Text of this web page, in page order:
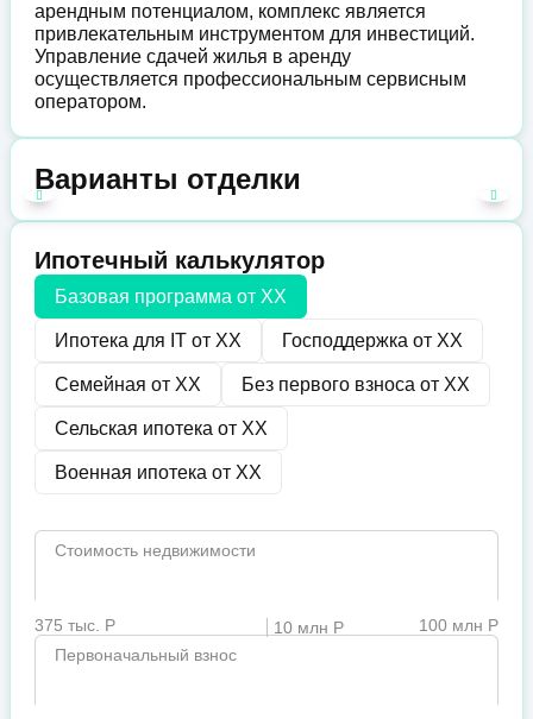
арендным потенциалом, комплекс является
привлекательным инструментом для инвестиций.
Управление сдачей жилья в аренду
осуществляется профессиональным сервисным
оператором.
Варианты отделки
Ипотечный калькулятор
Базовая программа от XX
Ипотека для IT от XX Господдержка от XX
Семейная от XX Без первого взноса от XX
Сельская ипотека от XX
Военная ипотека от XX
Стоимость недвижимости
375 тыс. Р 10 млн Р
100 млн Р
Первоначальный взнос